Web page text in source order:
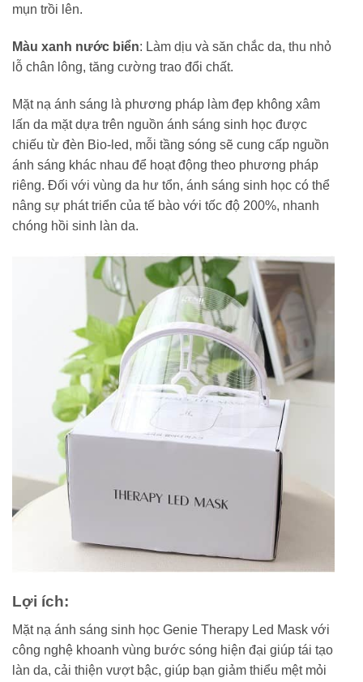
mụn trồi lên.
Màu xanh nước biển: Làm dịu và săn chắc da, thu nhỏ
lỗ chân lông, tăng cường trao đổi chất.
Mặt nạ ánh sáng là phương pháp làm đẹp không xâm
lấn da mặt dựa trên nguồn ánh sáng sinh học được
chiếu từ đèn Bio-led, mỗi tầng sóng sẽ cung cấp nguồn
ánh sáng khác nhau để hoạt động theo phương pháp
riêng. Đối với vùng da hư tổn, ánh sáng sinh học có thể
nâng sự phát triển của tế bào với tốc độ 200%, nhanh
chóng hồi sinh làn da.
Lợi ích:
Mặt nạ ánh sáng sinh học Genie Therapy Led Mask với
công nghệ khoanh vùng bước sóng hiện đại giúp tái tạo
làn da, cải thiện vượt bậc, giúp bạn giảm thiểu mệt mỏi